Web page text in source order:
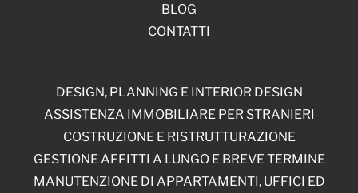
BLOG
CONTATTI
DESIGN, PLANNING E INTERIOR DESIGN
ASSISTENZA IMMOBILIARE PER STRANIERI
COSTRUZIONE E RISTRUTTURAZIONE
GESTIONE AFFITTI A LUNGO E BREVE TERMINE
MANUTENZIONE DI APPARTAMENTI, UFFICI ED